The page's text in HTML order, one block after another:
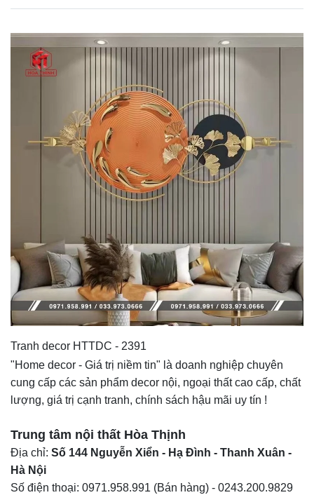
Tranh decor HTTDC - 2391
"Home decor - Giá trị niềm tin" là doanh nghiệp chuyên
cung cấp các sản phẩm decor nội, ngoại thất cao cấp, chất
lượng, giá trị cạnh tranh, chính sách hậu mãi uy tín !
Trung tâm nội thất Hòa Thịnh
Địa chỉ: Số 144 Nguyễn Xiển - Hạ Đình - Thanh Xuân -
Hà Nội
Số điện thoại: 0971.958.991 (Bán hàng) - 0243.200.9829